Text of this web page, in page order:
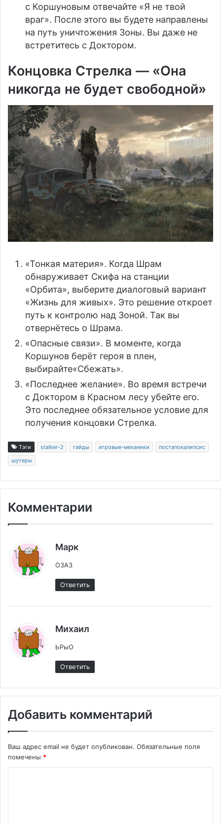
с Коршуновым отвечайте «Я не твой
враг». После этого вы будете направлены
на путь уничтожения Зоны. Вы даже не
встретитесь с Доктором.
Концовка Стрелка — «Она
никогда не будет свободной»
«Тонкая материя». Когда Шрам
обнаруживает Скифа на станции
«Орбита», выберите диалоговый вариант
«Жизнь для живых». Это решение откроет
путь к контролю над Зоной. Так вы
отвернётесь о Шрама.
«Опасные связи». В моменте, когда
Коршунов берёт героя в плен,
выбирайте«Сбежать».
«Последнее желание». Во время встречи
с Доктором в Красном лесу убейте его.
Это последнее обязательное условие для
получения концовки Стрелка.
Тэги stalker-2 гайды игровые-механики
постапокалипсис
шутеры
Комментарии
Марк
ОЗАЗ
Ответить
Михаил
ЬРыО
Ответить
Добавить комментарий
Ваш адрес email не будет опубликован. Обязательные поля
помечены *